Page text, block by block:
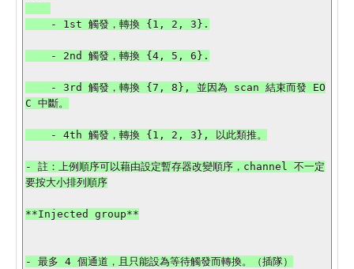
C 中斷。
- 註：上例順序可以藉由設定暫存器改變順序，channel 不一定
要按大小排列順序
**Injected group**
- 最多 4 個通道，且只能設為等待觸發而轉換。（插隊）